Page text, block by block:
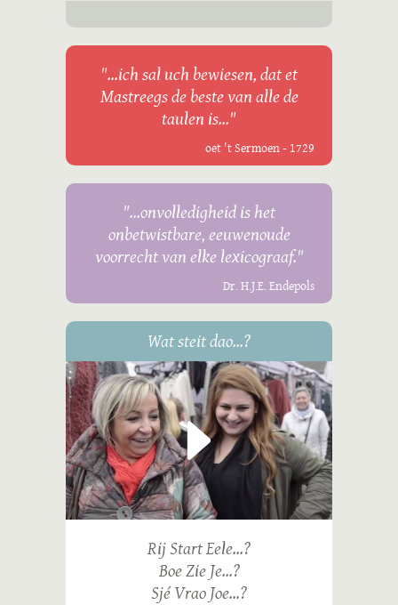
"...ich sal uch bewiesen, dat et
Mastreegs de beste van alle de
taulen is..."
oet 't Sermoen - 1729
"...onvolledigheid is het
onbetwistbare, eeuwenoude
voorrecht van elke lexicograaf."
Dr. H.J.E. Endepols
Wat steit dao...?
Rij Start Eele...?
Boe Zie Je...?
Sjé Vrao Joe...?